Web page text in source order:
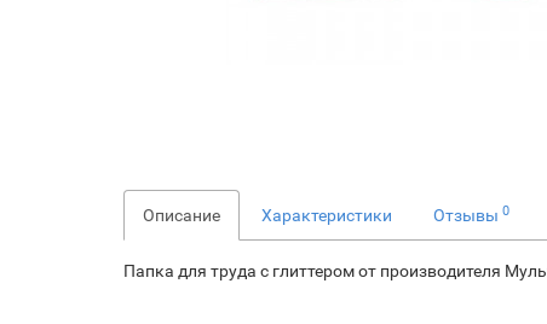
Описание Характеристики Отзывы 0
Папка для труда с глиттером от производителя